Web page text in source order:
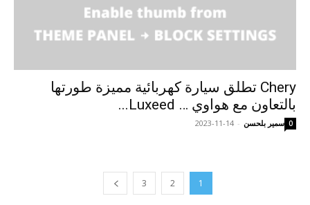
Chery تطلق سيارة كهربائية مميزة طورتها
بالتعاون مع هواوي … Luxeed...
سمير بلحسن -
2023-11-14 0
1
2
3